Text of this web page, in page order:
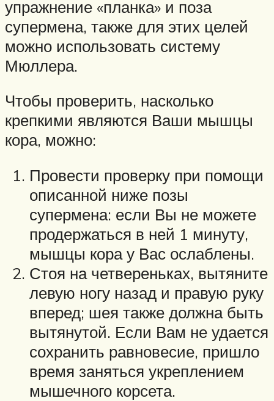
упражнение «планка» и поза
супермена, также для этих целей
можно использовать систему
Мюллера.
Чтобы проверить, насколько
крепкими являются Ваши мышцы
кора, можно:
Провести проверку при помощи
описанной ниже позы
супермена: если Вы не можете
продержаться в ней 1 минуту,
мышцы кора у Вас ослаблены.
Стоя на четвереньках, вытяните
левую ногу назад и правую руку
вперед; шея также должна быть
вытянутой. Если Вам не удается
сохранить равновесие, пришло
время заняться укреплением
мышечного корсета.